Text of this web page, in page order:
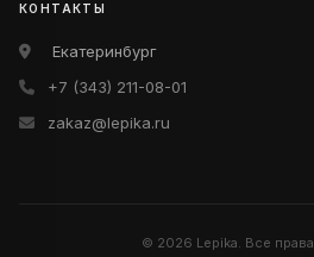
КОНТАКТЫ
Екатеринбург
+7 (343) 211-08-01
zakaz@lepika.ru
© 2026 Lepika. Все